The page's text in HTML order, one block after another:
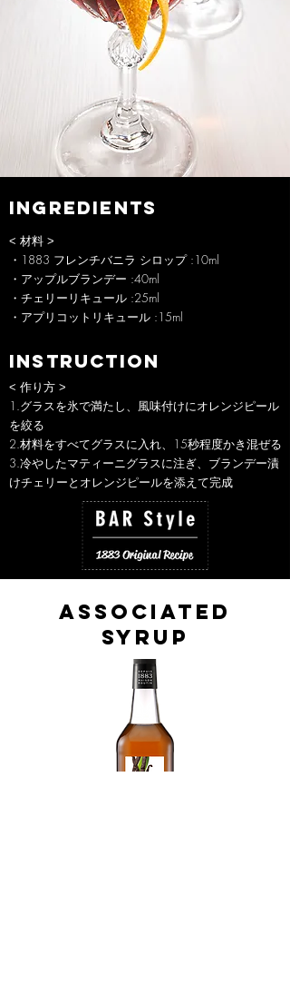
INGREDIENTS
< 材料 >
・1883 フレンチバニラ シロップ :10ml
・アップルブランデー :40ml
・チェリーリキュール :25ml
・アプリコットリキュール :15ml
INSTRUCTION
< 作り方 >
1.グラスを氷で満たし、風味付けにオレンジピール
を絞る
2.材料をすべてグラスに入れ、15秒程度かき混ぜる
3.冷やしたマティーニグラスに注ぎ、ブランデー漬
けチェリーとオレンジピールを添えて完成
ASSOCIATED
SYRUP